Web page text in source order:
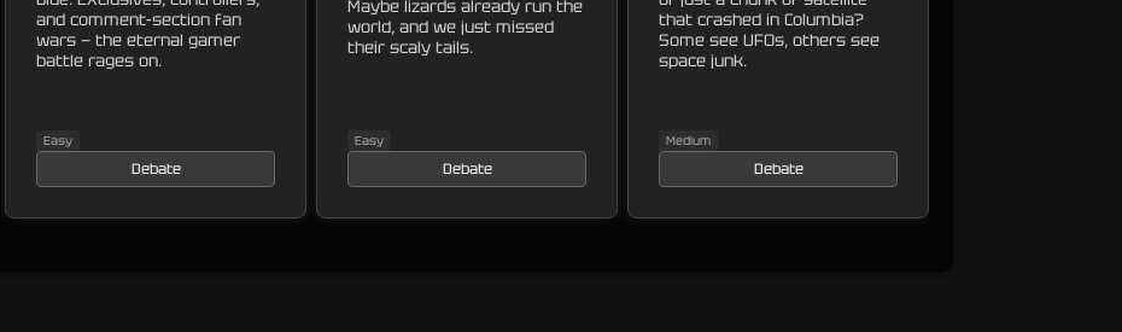
and comment-section fan
wars — the eternal gamer
battle rages on.
Easy
Debate
Maybe lizards already run the
world, and we just missed
their scaly tails.
Easy
Debate
that crashed in Columbia?
Some see UFOs, others see
space junk.
Medium
Debate